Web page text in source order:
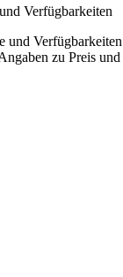
Verfügbarkeiten
und
zu Preis